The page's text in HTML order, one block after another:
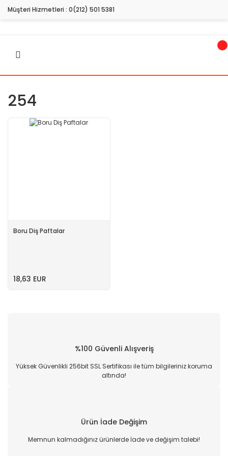
Müşteri Hizmetleri : 0(212) 501 5381
254
Boru Diş Paftalar
18,63 EUR
%100 Güvenli Alışveriş
Yüksek Güvenlikli 256bit SSL Sertifikası ile tüm bilgileriniz koruma
altında!
Ürün İade Değişim
Memnun kalmadığınız ürünlerde İade ve değişim talebi!